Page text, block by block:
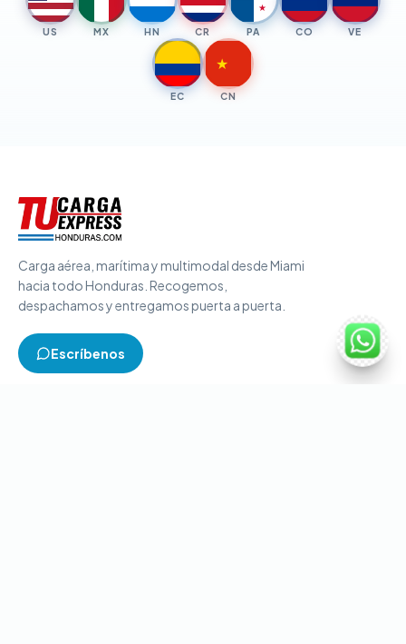
US MX HN CR
★
PA CO VE
EC
★
CN
Carga aérea, marítima y multimodal desde Miami
hacia todo Honduras. Recogemos,
despachamos y entregamos puerta a puerta.
Escríbenos